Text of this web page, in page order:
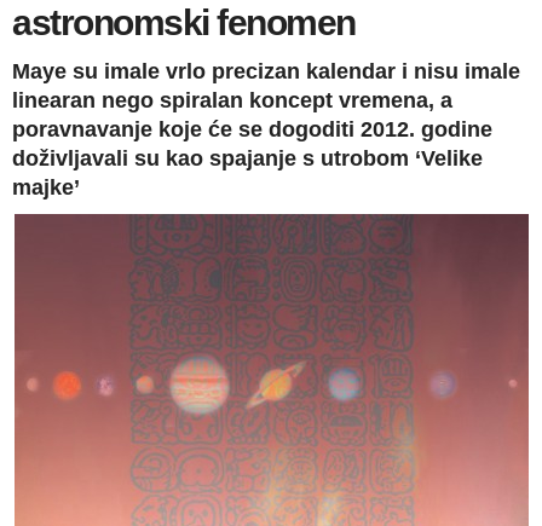
astronomski fenomen
Maye su imale vrlo precizan kalendar i nisu imale
linearan nego spiralan koncept vremena, a
poravnavanje koje će se dogoditi 2012. godine
doživljavali su kao spajanje s utrobom ‘Velike
majke’